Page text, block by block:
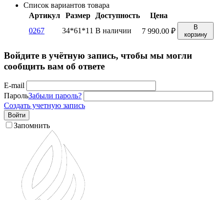
Список вариантов товара
Артикул
Размер Доступность
Цена
0267
34*61*11 В наличии 7 990.00 ₽
В
корзину
Войдите в учётную запись, чтобы мы могли
сообщить вам об ответе
E-mail
ПарольЗабыли пароль?
Создать учетную запись
Войти
Запомнить